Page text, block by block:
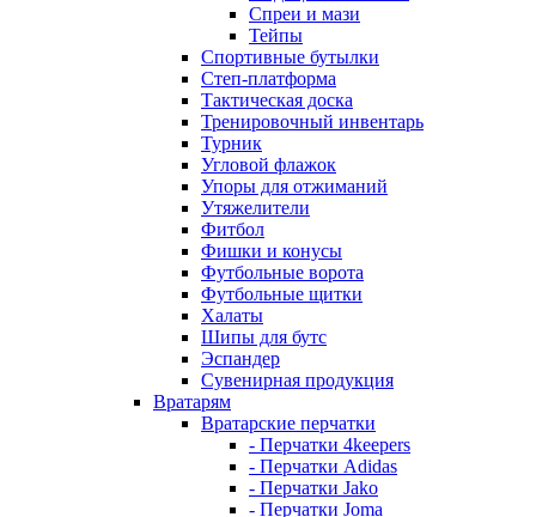
Спреи и мази
Тейпы
Спортивные бутылки
Степ-платформа
Тактическая доска
Тренировочный инвентарь
Турник
Угловой флажок
Упоры для отжиманий
Утяжелители
Фитбол
Фишки и конусы
Футбольные ворота
Футбольные щитки
Халаты
Шипы для бутс
Эспандер
Сувенирная продукция
Вратарям
Вратарские перчатки
- Перчатки 4keepers
- Перчатки Adidas
- Перчатки Jako
- Перчатки Joma